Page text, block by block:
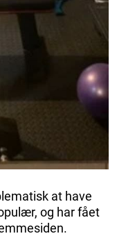
at have
og har fået